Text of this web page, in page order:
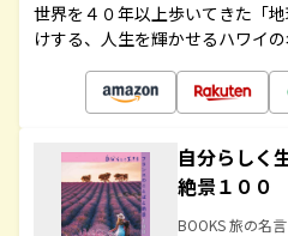
世界を４０年以上歩いてきた「
けする、人生を輝かせるハワイ
自分らしく
絶景１００
BOOKS 旅の名